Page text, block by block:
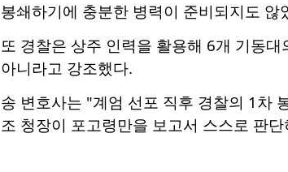
봉쇄하기에 충분한 병력이 준비되지도 않
또 경찰은 상주 인력을 활용해 6개 기동
아니라고 강조했다.
송 변호사는 "계엄 선포 직후 경찰의 1차
조 청장이 포고령만을 보고서 스스로 판